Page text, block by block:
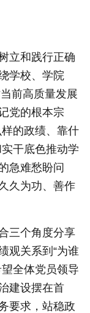
立和践行正确
学校、学院
前高质量发展
党的根本宗
的政绩、靠什
干底色推动学
急难愁盼问
久为功、善作
三个角度分享
观关系到“为谁
全体党员领导
建设摆在首
要求，站稳政